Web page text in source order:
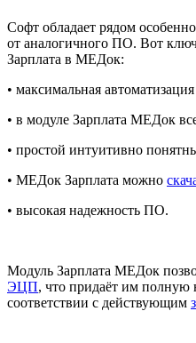
Софт обладает рядом
от аналогичного ПО. Вот
Зарплата в МЕДок:
• максимальная
• в модуле Зарплата МЕДок
• простой интуитивно
• МЕДок Зарплата можно
• высокая надежность ПО.
Модуль Зарплата МЕДок
ЭЦП, что придаёт им
соответствии с действующим